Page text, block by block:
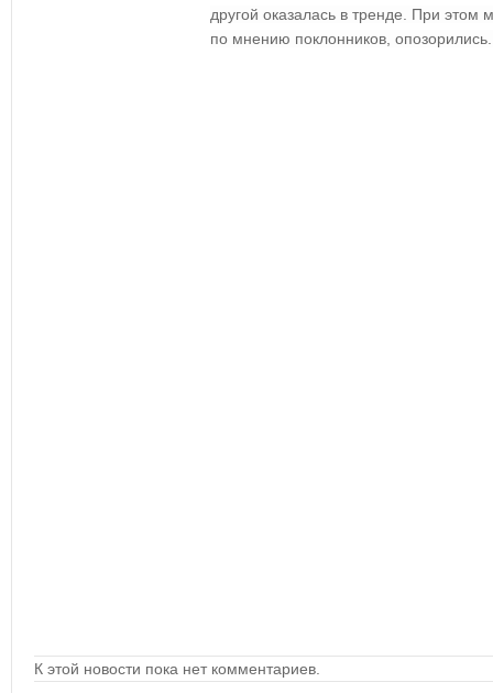
другой оказалась в тренде. При этом
по мнению поклонников,
К этой новости пока нет комментариев.